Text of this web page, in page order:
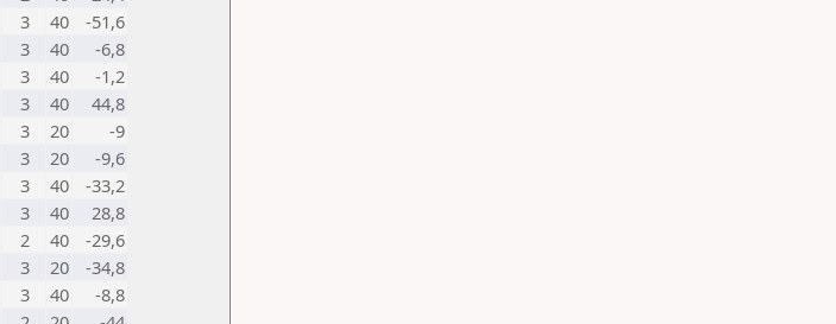
3 40
-51,6
3 40
-6,8
3 40
-1,2
3 40
44,8
3 20
-9
3 20
-9,6
3 40
-33,2
3 40
28,8
2 40
-29,6
3 20
-34,8
3 40
-8,8